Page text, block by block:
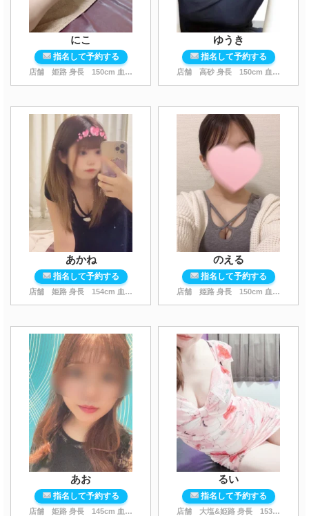
にこ
指名して予約する
店舗 姫路 身長 150cm 血液型 O型 スタイル ...
ゆうき
指名して予約する
店舗 高砂 身長 150cm 血液型 B スタイル 普
あかね
指名して予約する
店舗 姫路 身長 154cm 血液型 A型 スタイル ...
のえる
指名して予約する
店舗 姫路 身長 150cm 血液型 O型 スタイル
あお
指名して予約する
店舗 姫路 身長 145cm 血液型 B型 スタイル ...
るい
指名して予約する
店舗 大塩&姫路 身長 153cm 血液